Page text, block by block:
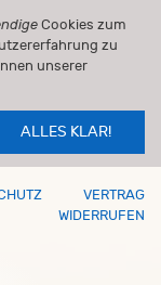
Cookies zum
zu
unserer
ALLES KLAR!
VERTRAG
WIDERRUFEN